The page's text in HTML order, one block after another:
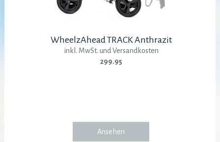
WheelzAhead TRACK Anthrazit
inkl. MwSt. und Versandkosten
299.95
Ansehen